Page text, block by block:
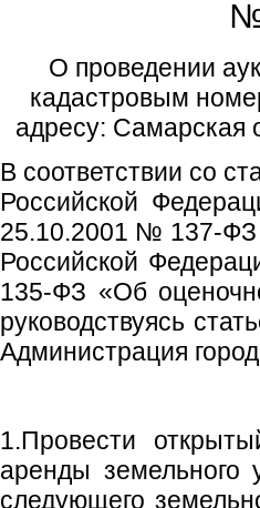
О проведении
кадастровым
адресу: Самарская
В соответствии со
Российской
25.10.2001 № 137-ФЗ
Российской
135-ФЗ «Об
руководствуясь
Администрация
1.Провести
аренды земельного
следующего